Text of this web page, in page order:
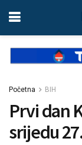
Početna BIH
Prvi dan
srijedu